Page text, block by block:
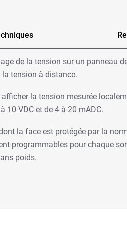
de la tension sur un panneau
tension à distance.
la tension mesurée
VDC et de 4 à 20 mADC.
la face est protégée par la
programmables pour chaque
poids.